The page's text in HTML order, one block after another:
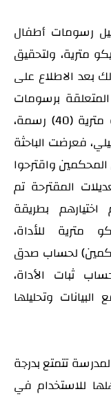
رسومات أطفال
مترية، ولتحقيق
بعد الاطلاع على
برسومات
الأطفال، تم حساب الخصائص السيكو مترية (40) رسمة،
فعرضت الباحثة
واقترحوا
المقترحة تم
بطريقة
مترية للأداة،
لحساب صدق
ثبات الأداة،
وتحليلها
تتمتعبدرجة
للاستخدام في